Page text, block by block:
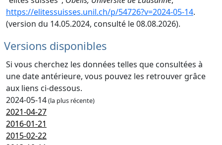
https://elitessuisses.unil.ch/p/54726?v=2024-05-14.
(version du 14.05.2024, consulté le 08.08.2026).
Versions disponibles
Si vous cherchez les données telles que consultées à
une date antérieure, vous pouvez les retrouver grâce
aux liens ci-dessous.
2024-05-14(la plus récente)
2021-04-27
2016-01-21
2015-02-22